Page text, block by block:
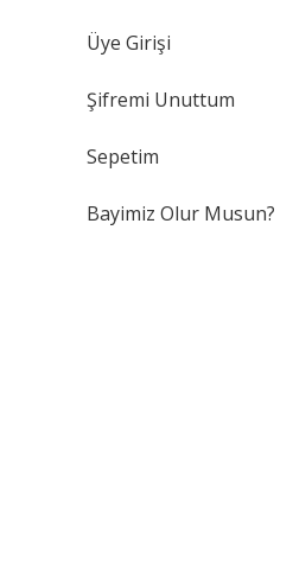
Üye Girişi
Şifremi Unuttum
Sepetim
Bayimiz Olur Musun?